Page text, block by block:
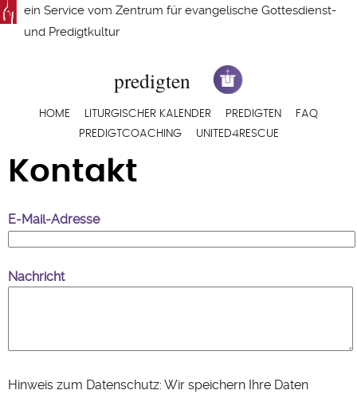
Direkt
zum
ein Service vom Zentrum für evangelische Gottesdienst-
und Predigtkultur
Hauptnavigation
HOME LITURGISCHER KALENDER PREDIGTEN
FAQ
PREDIGTCOACHING
UNITED4RESCUE
Kontakt
E-Mail-Adresse
Nachricht
Hinweis zum Datenschutz: Wir speichern Ihre Daten